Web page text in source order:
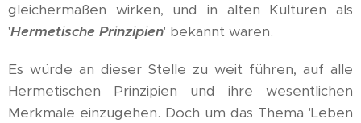
gleichermaßen wirken, und in alten Kulturen als
'Hermetische Prinzipien' bekannt waren.
Es würde an dieser Stelle zu weit führen, auf alle
Hermetischen Prinzipien und ihre wesentlichen
Merkmale einzugehen. Doch um das Thema 'Leben